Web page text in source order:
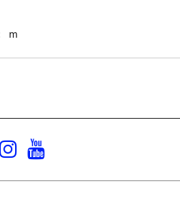
m
Instagram